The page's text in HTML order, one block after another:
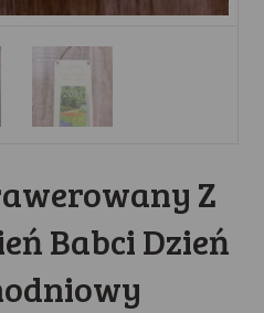
Z
Babci Dzień